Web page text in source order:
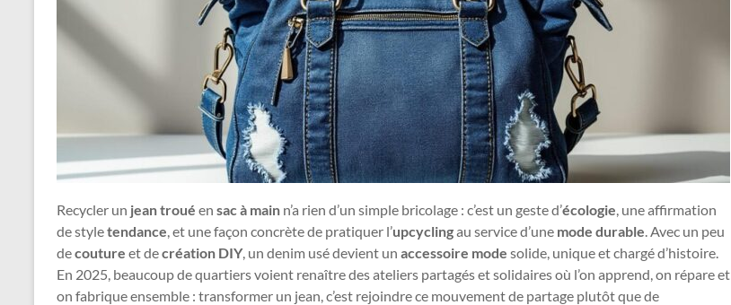
Recycler un jean troué en sac à main n’a rien d’un simple bricolage : c’est un geste d’écologie, une affirmation
de styletendance, et une façon concrète de pratiquer l’upcyclingau service d’une mode durable. Avec un peu
decouture et decréation DIY, un denim usé devient un accessoire mode solide, unique et chargé d’histoire.
En 2025, beaucoup de quartiers voient renaître des ateliers partagés et solidaires où l’on apprend, on répare et
on fabrique ensemble : transformer un jean, c’est rejoindre ce mouvement de partage plutôt que de